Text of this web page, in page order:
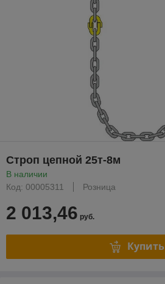
Строп цепной 25т-8м
В наличии
Код: 00005311
Розница
2 013,46 руб.
Купить